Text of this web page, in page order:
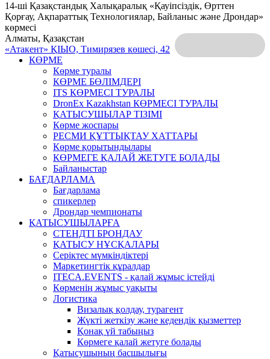
14-ші Қазақстандық Халықаралық «Қауіпсіздік, Өрттен
Қорғау, Ақпараттық Технологиялар, Байланыс және Дрондар»
көрмесі
Алматы, Қазақстан
«Атакент» ҚІЫО, Тимирязев көшесі, 42
КӨРМЕ
Көрме туралы
КӨРМЕ БӨЛІМДЕРІ
ITS КӨРМЕСІ ТУРАЛЫ
DronEx Kazakhstan КӨРМЕСІ ТУРАЛЫ
ҚАТЫСУШЫЛАР ТІЗІМІ
Көрме жоспары
РЕСМИ ҚҰТТЫҚТАУ ХАТТАРЫ
Көрме қорытындылары
КӨРМЕГЕ ҚАЛАЙ ЖЕТУГЕ БОЛАДЫ
Байланыстар
БАҒДАРЛАМА
Бағдарлама
спикерлер
Дрондар чемпионаты
ҚАТЫСУШЫЛАРҒА
СТЕНДТІ БРОНДАУ
ҚАТЫСУ НҰСҚАЛАРЫ
Серіктес мүмкіндіктері
Маркетингтік құралдар
ITECA.EVENTS - қалай жұмыс істейді
Көрменің жұмыс уақыты
Логистика
Визалық қолдау, турагент
Жүкті жеткізу және кедендік қызметтер
Қонақ үй табыңыз
Көрмеге қалай жетуге болады
Қатысушының басшылығы